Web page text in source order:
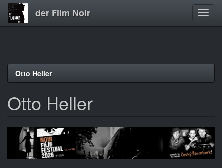
Direkt
der Film Noir
Otto Heller
Otto Heller